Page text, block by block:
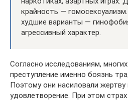
крайность —
худшие варианты —
агрессивный характер.
Согласно исследованиям,
преступление именно боязнь
Поэтому они насиловали жертву
удовлетворение. При этом страх